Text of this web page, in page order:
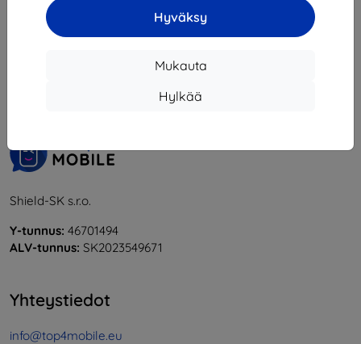
Hyväksy
Mukauta
Hylkää
yhteensä6.
Shield-SK s.r.o.
Y-tunnus: 46701494
ALV-tunnus: SK2023549671
Yhteystiedot
info@top4mobile.eu